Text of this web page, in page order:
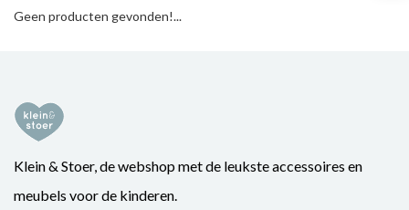
Geen producten gevonden!...
Klein & Stoer, de webshop met de leukste accessoires en
meubels voor de kinderen.